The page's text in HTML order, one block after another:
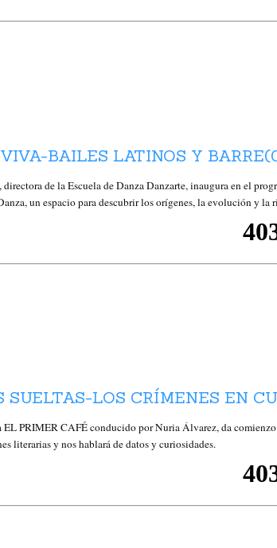
BAILES LATINOS Y
directora de la Escuela de Danza Danzarte, inaugura en el
un espacio para descubrir los orígenes, la evolución y la
SUELTAS-LOS CRÍMENES EN
EL PRIMER CAFÉ conducido por Nuria Álvarez, da
literarias y nos hablará de datos y curiosidades.